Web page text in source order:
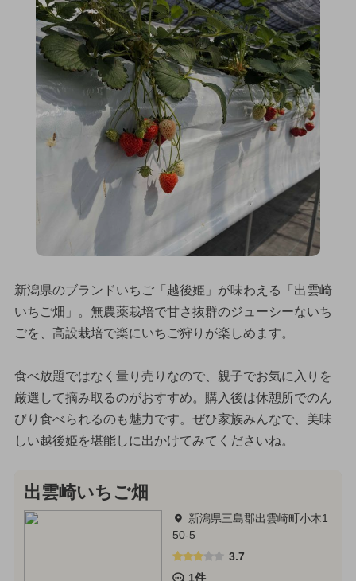
新潟県のブランドいちご「越後姫」が味わえる「出雲崎
いちご畑」。無農薬栽培で甘さ抜群のジューシーないち
ごを、高設栽培で楽にいちご狩りが楽しめます。
食べ放題ではなく量り売りなので、親子でお気に入りを
厳選して摘み取るのがおすすめ。購入後は休憩所でのん
びり食べられるのも魅力です。ぜひ家族みんなで、美味
しい越後姫を堪能しに出かけてみてくださいね。
出雲崎いちご畑
新潟県三島郡出雲崎町小木1
50-5
3.7
1件